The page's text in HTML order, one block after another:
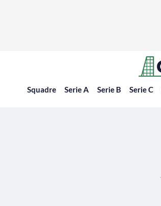
Squadre Serie A Serie B Serie C